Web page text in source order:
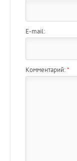
E-mail:
Комментарий:*